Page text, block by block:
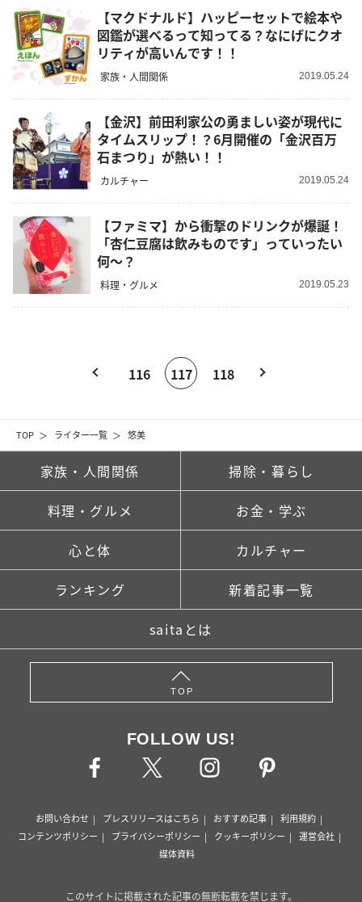
TOP ライター一覧 悠美
【マクドナルド】ハッピーセットで絵本や
図鑑が選べるって知ってる？なにげにクオ
リティが高いんです！！
家族・人間関係 2019.05.24
【金沢】前田利家公の勇ましい姿が現代に
タイムスリップ！？6月開催の「金沢百万
石まつり」が熱い！！
カルチャー 2019.05.24
【ファミマ】から衝撃のドリンクが爆誕！
「杏仁豆腐は飲みものです」っていったい
何～？
料理・グルメ 2019.05.23
116 117 118
家族・人間関係 掃除・暮らし
料理・グルメ お金・学ぶ
心と体 カルチャー
ランキング 新着記事一覧
saitaとは
TOP
FOLLOW US!
お問い合わせ プレスリリースはこちら おすすめ記事
利用規約
コンテンツポリシー
プライバシーポリシー クッキーポリシー
運営会社
媒体資料
このサイトに掲載された記事の無断転載を禁じます。